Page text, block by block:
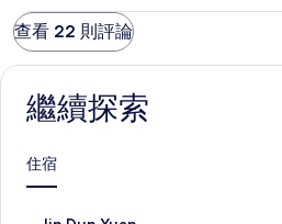
查看 22 則評論
繼續探索
住宿